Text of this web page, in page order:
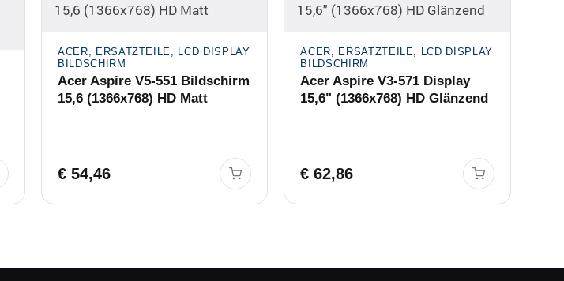
ACER, ERSATZTEILE, LCD DISPLAY
BILDSCHIRM
Acer Aspire V5-551 Bildschirm
15,6 (1366x768) HD Matt
€ 54,46
ACER, ERSATZTEILE, LCD DISPLAY
BILDSCHIRM
Acer Aspire V3-571 Display
15,6" (1366x768) HD Glänzend
€ 62,86